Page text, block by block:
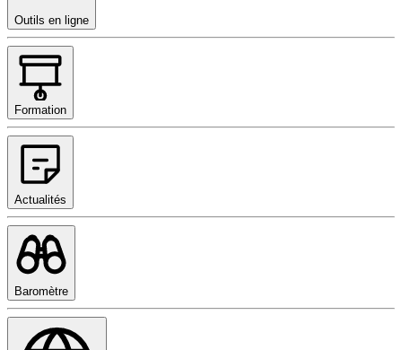
Outils en ligne
Formation
Actualités
Baromètre